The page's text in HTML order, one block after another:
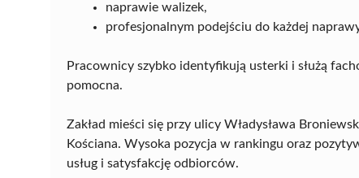
naprawie walizek,
profesjonalnym podejściu do każdej
Pracownicy szybko identyfikują usterki i służą
pomocna.
Zakład mieści się przy ulicy Władysława
Kościana. Wysoka pozycja w rankingu oraz
usług i satysfakcję odbiorców.